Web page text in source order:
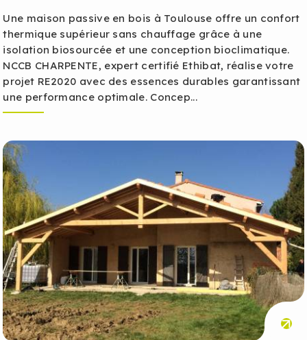
Une maison passive en bois à Toulouse offre un confort
thermique supérieur sans chauffage grâce à une
isolation biosourcée et une conception bioclimatique.
NCCB CHARPENTE, expert certifié Ethibat, réalise votre
projet RE2020 avec des essences durables garantissant
une performance optimale. Concep...